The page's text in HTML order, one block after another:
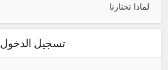
لماذا تختارنا
تسجيل الدخول